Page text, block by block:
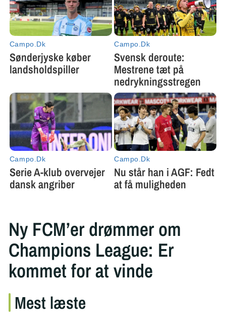
Ny FCM’er drømmer om
Champions League: Er
kommet for at vinde
Mest læste